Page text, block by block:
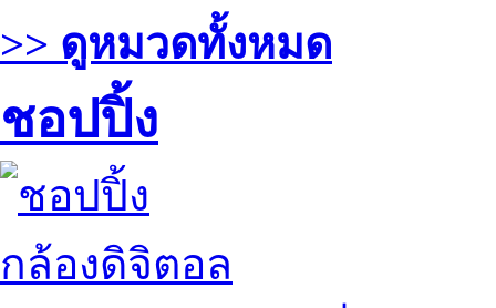
>> ดูหมวดทั้งหมด
ชอปปิ้ง
กล้องดิจิตอล